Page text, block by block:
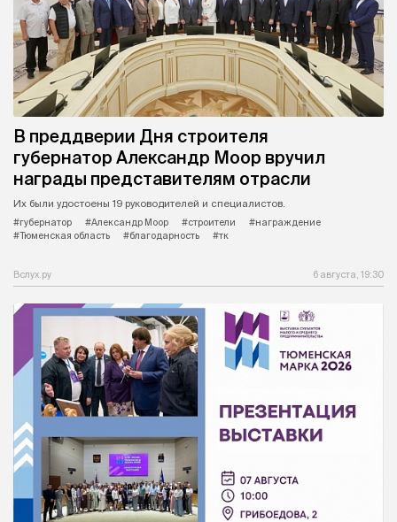
В преддверии Дня строителя
губернатор Александр Моор вручил
награды представителям отрасли
Их были удостоены 19 руководителей и специалистов.
#губернатор
#Александр Моор #строители
#награждение
#Тюменская область
#благодарность #тк
Вслух.ру 6 августа, 19:30